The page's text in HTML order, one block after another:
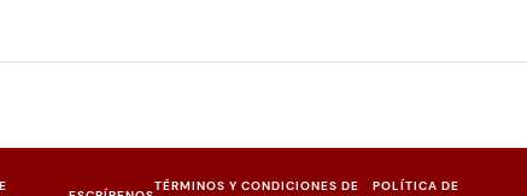
TÉRMINOS Y CONDICIONES DE POLÍTICA DE